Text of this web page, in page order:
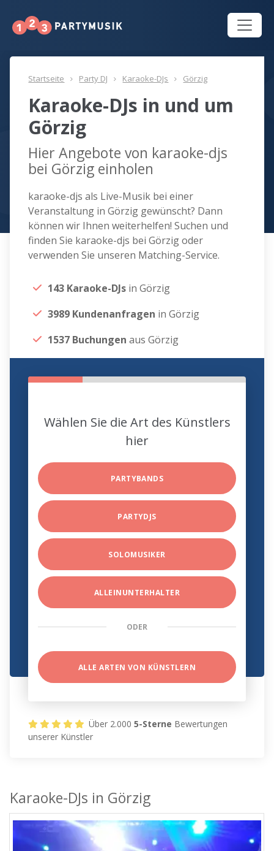
Startseite Party DJ Karaoke-DJs Görzig
Karaoke-DJs in und um
Görzig
Hier Angebote von karaoke-djs
bei Görzig einholen
karaoke-djs als Live-Musik bei einer
Veranstaltung in Görzig gewünscht? Dann
können wir Ihnen weiterhelfen! Suchen und
finden Sie karaoke-djs bei Görzig oder
verwenden Sie unseren Matching-Service.
143 Karaoke-DJs in Görzig
3989 Kundenanfragen in Görzig
1537 Buchungen aus Görzig
Wählen Sie die Art des Künstlers
hier
PARTYBANDS
PARTYDJS
SOLOMUSIKER
ALLEINUNTERHALTER
ODER
ALLE ARTEN VON KÜNSTLERN
Über 2.0005-Sterne Bewertungen
unserer Künstler
Karaoke-DJs in Görzig